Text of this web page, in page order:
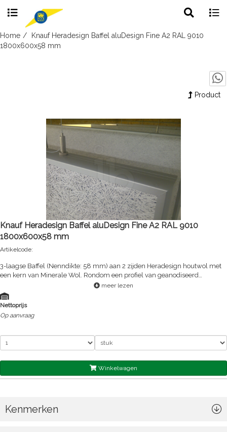
Skip
to
search
Home
Knauf Heradesign Baffel aluDesign Fine A2 RAL 9010
1800x600x58 mm
Product
Knauf Heradesign Baffel aluDesign Fine A2 RAL 9010
1800x600x58 mm
Artikelcode:
3-laagse Baffel (Nenndikte: 58 mm) aan 2 zijden Heradesign houtwol met
een kern van Minerale Wol. Rondom een profiel van geanodiseerd
aluminium (kleur A6/C0) met openingen voor de Heradesign afhangers.
De standaard kleur van de houtwol is Wit (gelijkend RAL9010) of Beige
(Naturton 13)
meer lezen
Nettoprijs
Op aanvraag
Winkelwagen
Kenmerken